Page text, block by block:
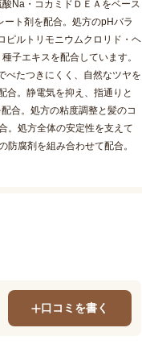
Na・コカミドＤＥＡをベース
ト剤を配合。処方のpHバラ
ピルトリモニウムクロリド・ヘ
子エキスを配合しています。
べたつきにくく、自然なツヤを
合。静電気を抑え、指通りと
合。処方の粘度調整と髪のコ
。処方全体の安定性を支えて
腐剤を組み合わせて配合。
口コミを書く